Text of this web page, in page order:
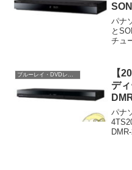
パナ
と
チュ
あ
ブルーレイ・DVDレコーダー
【
デ
パナ